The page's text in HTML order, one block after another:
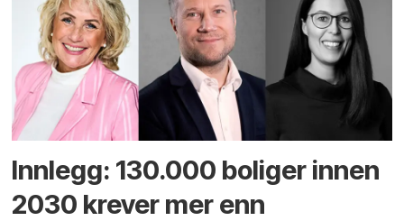
Innlegg: 130.000 boliger innen
2030 krever mer enn